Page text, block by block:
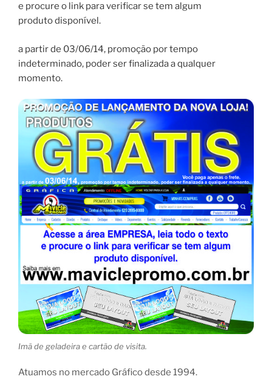
e procure o link para verificar se tem algum
produto disponível.
a partir de 03/06/14, promoção por tempo
indeterminado, poder ser finalizada a qualquer
momento.
Imã de geladeira e cartão de visita.
Atuamos no mercado Gráfico desde 1994.